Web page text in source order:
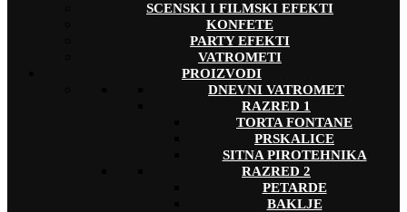
SCENSKI I FILMSKI EFEKTI
KONFETE
PARTY EFEKTI
VATROMETI
PROIZVODI
DNEVNI VATROMET
RAZRED 1
TORTA FONTANE
PRSKALICE
SITNA PIROTEHNIKA
RAZRED 2
PETARDE
BAKLJE